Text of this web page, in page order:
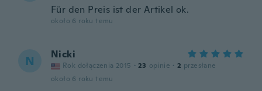
Für den Preis ist der Artikel ok.
około 6 roku temu
N Nicki
Rok dołączenia 2015 · 23 opinie · 2 przesłane
około 6 roku temu